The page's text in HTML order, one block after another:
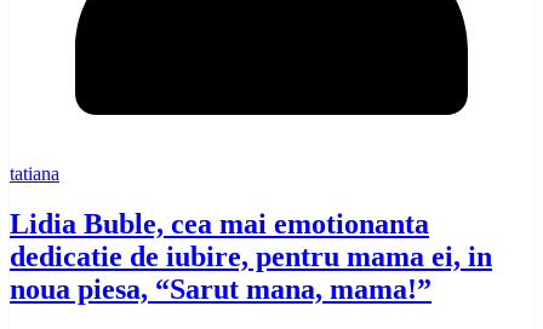
tatiana
Lidia Buble, cea mai emotionanta
dedicatie de iubire, pentru mama ei, in
noua piesa, “Sarut mana, mama!”